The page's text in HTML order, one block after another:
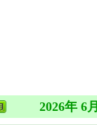
2026年 6月